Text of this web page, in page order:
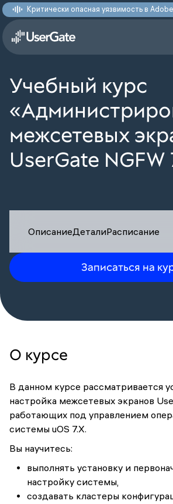
Учебный курс
межсетевых
UserGate NGFW
ОписаниеДеталиРасписание
Записаться на
О курсе
В данном курсе рассматривается
настройка межсетевых экранов
работающих под управлением
системы uOS 7.X.
Вы научитесь:
выполнять установку и
настройку системы,
создавать кластеры